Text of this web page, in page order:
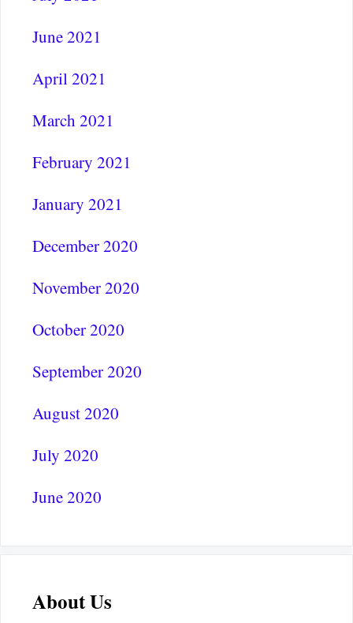
June 2021
April 2021
March 2021
February 2021
January 2021
December 2020
November 2020
October 2020
September 2020
August 2020
July 2020
June 2020
About Us